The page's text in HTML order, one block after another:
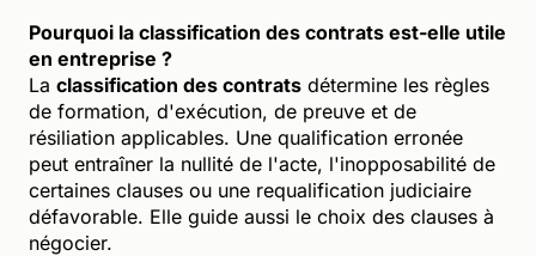
Pourquoi la classification des contrats est-elle utile
en entreprise ?
La classification des contrats détermine les règles
de formation, d'exécution, de preuve et de
résiliation applicables. Une qualification erronée
peut entraîner la nullité de l'acte, l'inopposabilité de
certaines clauses ou une requalification judiciaire
défavorable. Elle guide aussi le choix des clauses à
négocier.